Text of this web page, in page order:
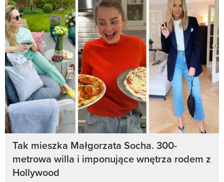
Tak mieszka Małgorzata Socha. 300-
metrowa willa i imponujące wnętrza rodem z
Hollywood